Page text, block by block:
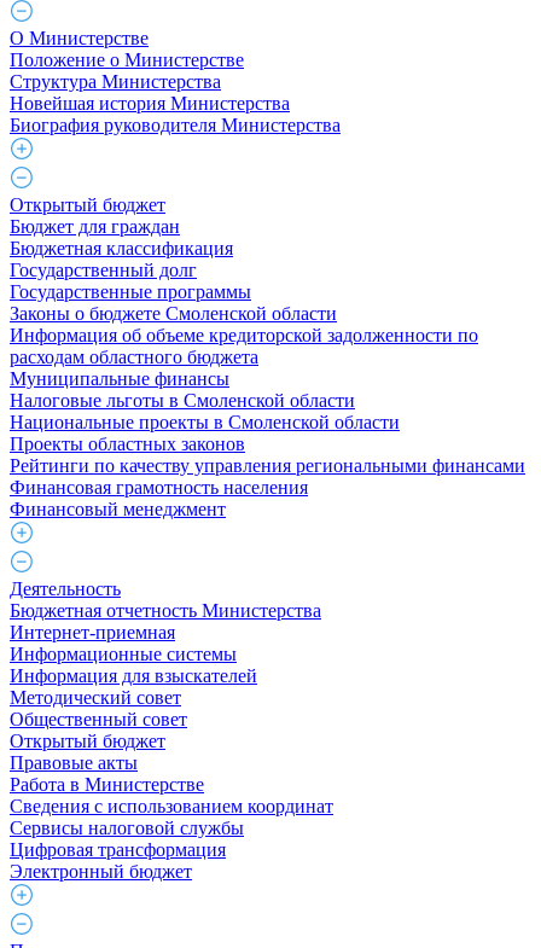
О Министерстве
Положение о Министерстве
Структура Министерства
Новейшая история Министерства
Биография руководителя Министерства
Открытый бюджет
Бюджет для граждан
Бюджетная классификация
Государственный долг
Государственные программы
Законы о бюджете Смоленской области
Информация об объеме кредиторской задолженности по
расходам областного бюджета
Муниципальные финансы
Налоговые льготы в Смоленской области
Национальные проекты в Смоленской области
Проекты областных законов
Рейтинги по качеству управления региональными финансами
Финансовая грамотность населения
Финансовый менеджмент
Деятельность
Бюджетная отчетность Министерства
Интернет-приемная
Информационные системы
Информация для взыскателей
Методический совет
Общественный совет
Открытый бюджет
Правовые акты
Работа в Министерстве
Cведения с использованием координат
Сервисы налоговой службы
Цифровая трансформация
Электронный бюджет